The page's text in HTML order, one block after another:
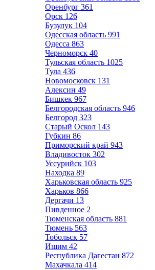
Оренбург 361
Орск 126
Бузулук 104
Одесская область 991
Одесса 863
Черноморск 40
Тульская область 1025
Тула 436
Новомосковск 131
Алексин 49
Бишкек 967
Белгородская область 946
Белгород 323
Старый Оскол 143
Губкин 86
Приморский край 943
Владивосток 302
Уссурийск 103
Находка 89
Харьковская область 925
Харьков 866
Дергачи 13
Пивденное 2
Тюменская область 881
Тюмень 563
Тобольск 57
Ишим 42
Республика Дагестан 872
Махачкала 414